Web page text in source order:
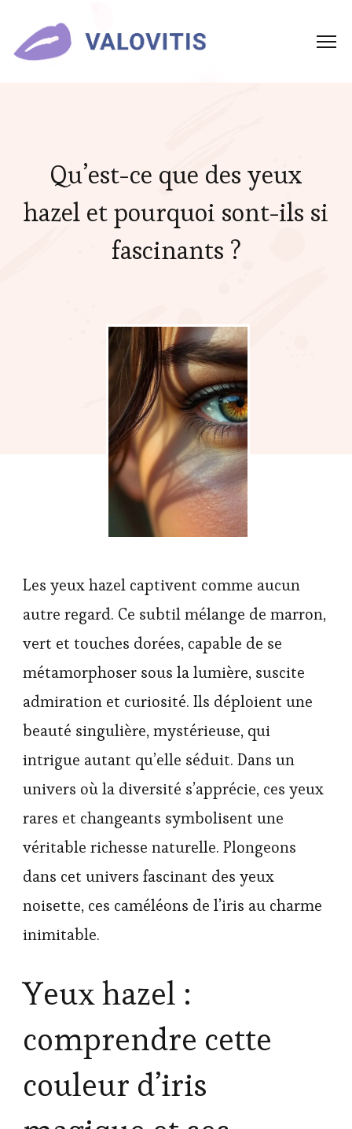
Qu’est-ce que des yeux
hazel et pourquoi sont-ils si
fascinants ?
Les yeux hazel captivent comme aucun
autre regard. Ce subtil mélange de marron,
vert et touches dorées, capable de se
métamorphoser sous la lumière, suscite
admiration et curiosité. Ils déploient une
beauté singulière, mystérieuse, qui
intrigue autant qu’elle séduit. Dans un
univers où la diversité s’apprécie, ces yeux
rares et changeants symbolisent une
véritable richesse naturelle. Plongeons
dans cet univers fascinant des yeux
noisette, ces caméléons de l’iris au charme
inimitable.
Yeux hazel :
comprendre cette
couleur d’iris